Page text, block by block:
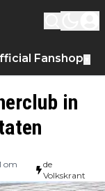
Fanshop
in
om
de
Volkskrant